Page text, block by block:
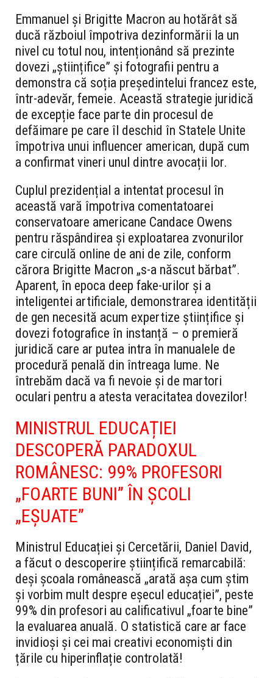
Emmanuel și Brigitte Macron au hotărât să
ducă războiul împotriva dezinformării la un
nivel cu totul nou, intenționând să prezinte
dovezi „științifice” și fotografii pentru a
demonstra că soția președintelui francez este,
într-adevăr, femeie. Această strategie juridică
de excepție face parte din procesul de
defăimare pe care îl deschid în Statele Unite
împotriva unui influencer american, după cum
a confirmat vineri unul dintre avocații lor.
Cuplul prezidențial a intentat procesul în
această vară împotriva comentatoarei
conservatoare americane Candace Owens
pentru răspândirea și exploatarea zvonurilor
care circulă online de ani de zile, conform
cărora Brigitte Macron „s-a născut bărbat”.
Aparent, în epoca deep fake-urilor și a
inteligentei artificiale, demonstrarea identității
de gen necesită acum expertize științifice și
dovezi fotografice în instanță – o premieră
juridică care ar putea intra în manualele de
procedură penală din întreaga lume. Ne
întrebăm dacă va fi nevoie și de martori
oculari pentru a atesta veracitatea dovezilor!
MINISTRUL EDUCAȚIEI
DESCOPERĂ PARADOXUL
ROMÂNESC: 99% PROFESORI
„FOARTE BUNI” ÎN ȘCOLI
„EȘUATE”
Ministrul Educației și Cercetării, Daniel David,
a făcut o descoperire științifică remarcabilă:
deși școala românească „arată așa cum știm
și vorbim mult despre eșecul educației”, peste
99% din profesori au calificativul „foarte bine”
la evaluarea anuală. O statistică care ar face
invidioși și cei mai creativi economiști din
țările cu hiperinflație controlată!